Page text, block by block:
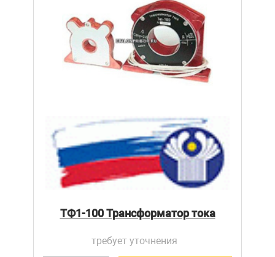
ТФ1-100 Трансформатор тока
требует уточнения